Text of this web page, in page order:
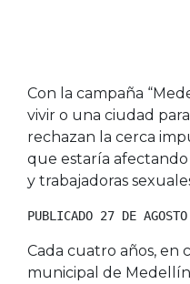
Con la campaña
vivir o una ciudad
rechazan la cerca
que estaría
y trabajadoras
PUBLICADO 27 DE
Cada cuatro años, en
municipal de